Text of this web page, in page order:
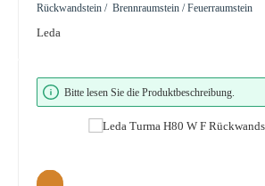
Rückwandstein / Brennraumstein / Feuerraumstein
Leda
Bildergalerie überspringen
Bitte lesen Sie die Produktbeschreibung.